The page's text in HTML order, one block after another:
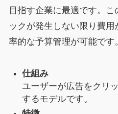
目指す企業に最適です。こ
ックが発生しない限り費
率的な予算管理が可能です。
仕組み
ユーザーが広告をクリ
するモデルです。